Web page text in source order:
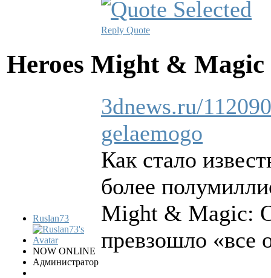
Reply Quote
Heroes Might &
Ruslan73
NOW ONLINE
Администратор
3dnews.ru/
gelaemogo
Как стало
более
Might & Magic:
превзошло «все